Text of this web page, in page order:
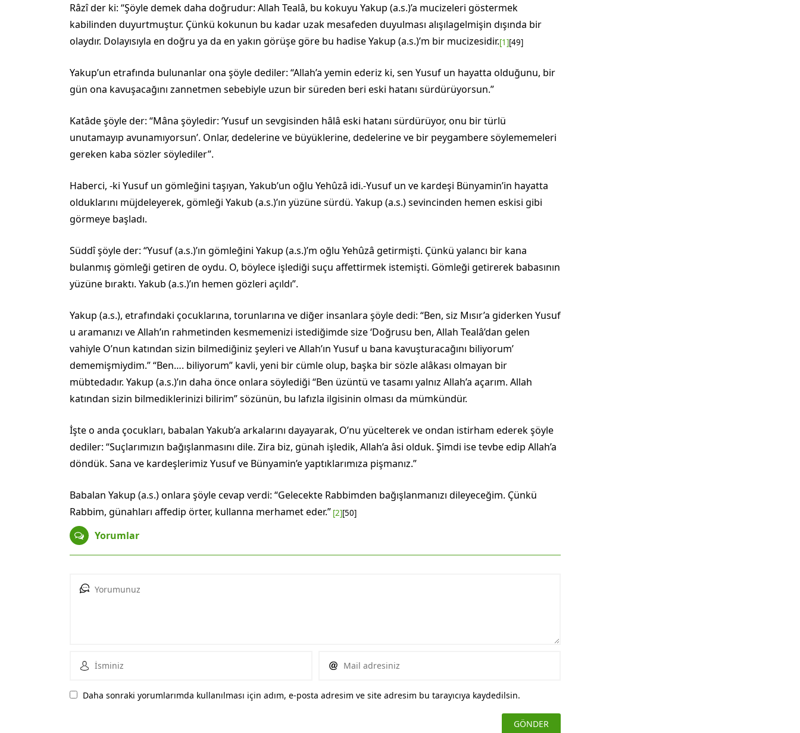
Râzî der ki: “Şöyle demek daha doğrudur: Allah Tealâ, bu kokuyu Yakup (a.s.)’a mucizeleri göstermek
kabilinden duyurtmuştur. Çünkü kokunun bu ka­dar uzak mesafeden duyulması alışılagelmişin dışında bir
olaydır. Dolayısıyla en doğru ya da en yakın görüşe göre bu hadise Yakup (a.s.)’m bir mucizesidir.[1][49]
Yakup’un etrafında bulunanlar ona şöyle dediler: “Allah’a yemin ederiz ki, sen Yusuf un hayatta olduğunu, bir
gün ona kavuşacağını zannetmen sebebiyle uzun bir süreden beri eski hatanı sürdürüyorsun.”
Katâde şöyle der: “Mâna şöyledir: ‘Yusuf un sevgisinden hâlâ eski hatanı sürdürüyor, onu bir türlü
unutamayıp avunamıyorsun’. Onlar, dedelerine ve büyüklerine, dedelerine ve bir peygambere söylememeleri
gereken kaba sözler söylediler”.
Haberci, -ki Yusuf un gömleğini taşıyan, Yakub’un oğlu Yehûzâ idi.-Yusuf un ve kardeşi Bünyamin’in hayatta
olduklarını müjdeleyerek, gömleği Yakub (a.s.)’ın yüzüne sürdü. Yakup (a.s.) sevincinden hemen eskisi gibi
görme­ye başladı.
Süddî şöyle der: “Yusuf (a.s.)’ın gömleğini Yakup (a.s.)’m oğlu Yehûzâ getir­mişti. Çünkü yalancı bir kana
bulanmış gömleği getiren de oydu. O, böylece iş­lediği suçu affettirmek istemişti. Gömleği getirerek babasının
yüzüne bıraktı. Yakub (a.s.)’ın hemen gözleri açıldı”.
Yakup (a.s.), etrafındaki çocuklarına, torunlarına ve diğer insanlara şöyle dedi: “Ben, siz Mısır’a giderken Yusuf
u aramanızı ve Allah’ın rahmetinden kesmemenizi istediğimde size ‘Doğrusu ben, Allah Tealâ’dan gelen
vahiyle O’nun katından sizin bilmediğiniz şeyleri ve Allah’ın Yusuf u bana kavuştura­cağını biliyorum’
dememişmiydim.” “Ben…. biliyorum” kavli, yeni bir cümle olup, başka bir sözle alâkası olmayan bir
mübtedadır. Yakup (a.s.)’ın daha önce onlara söylediği “Ben üzüntü ve tasamı yalnız Allah’a açarım. Allah
katından sizin bilmediklerinizi bilirim” sözünün, bu lafızla ilgisinin olması da mümkündür.
İşte o anda çocukları, babalan Yakub’a arkalarını dayayarak, O’nu yücel­terek ve ondan istirham ederek şöyle
dediler: “Suçlarımızın bağışlanmasını di­le. Zira biz, günah işledik, Allah’a âsi olduk. Şimdi ise tevbe edip Allah’a
dön­dük. Sana ve kardeşlerimiz Yusuf ve Bünyamin’e yaptıklarımıza pişmanız.”
Babalan Yakup (a.s.) onlara şöyle cevap verdi: “Gelecekte Rabbimden ba­ğışlanmanızı dileyeceğim. Çünkü
Rabbim, günahları affedip örter, kullanna merhamet eder.” [2][50]
Yorumlar
Daha sonraki yorumlarımda kullanılması için adım, e-posta adresim ve site adresim bu tarayıcıya kaydedilsin.